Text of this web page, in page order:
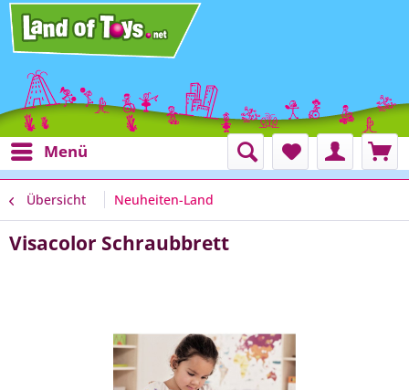
Menü
Übersicht Neuheiten-Land
Visacolor Schraubbrett